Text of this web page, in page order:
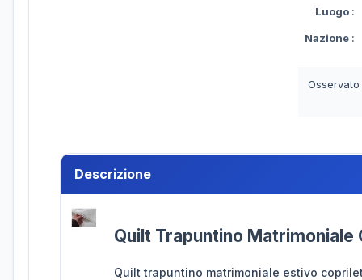
Luogo :
Nazione :
Descrizione
Quilt Trapuntino
Quilt trapuntino matrimoniale estivo